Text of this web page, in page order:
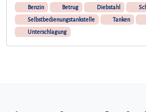
Benzin Betrug Diebstahl
Selbstbedienungstankstelle
Tanken
Unterschlagung